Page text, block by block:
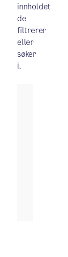
innholdet
de
filtrerer
eller
søker
i.